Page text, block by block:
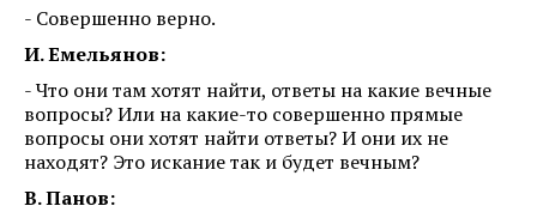
- Совершенно верно.
И. Емельянов:
- Что они там хотят найти, ответы на какие вечные
вопросы? Или на какие-то совершенно прямые
вопросы они хотят найти ответы? И они их не
находят? Это искание так и будет вечным?
В. Панов: